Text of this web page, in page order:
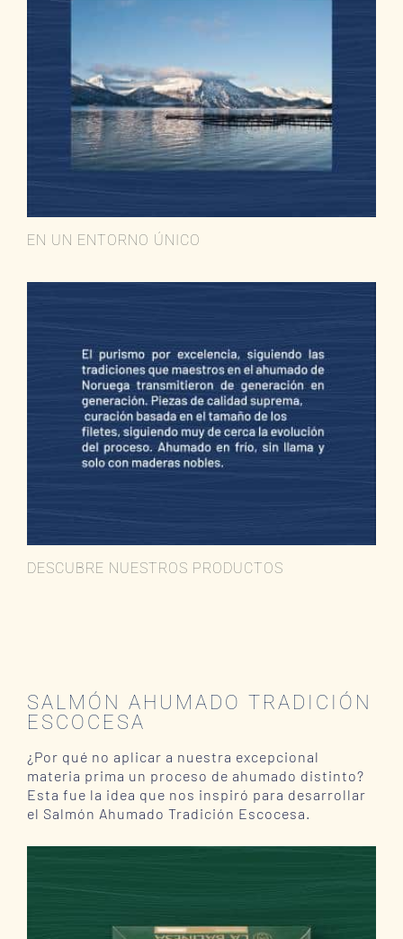
EN UN ENTORNO ÚNICO
DESCUBRE NUESTROS PRODUCTOS
SALMÓN AHUMADO TRADICIÓN
ESCOCESA
¿Por qué no aplicar a nuestra excepcional
materia prima un proceso de ahumado distinto?
Esta fue la idea que nos inspiró para desarrollar
el Salmón Ahumado Tradición Escocesa.